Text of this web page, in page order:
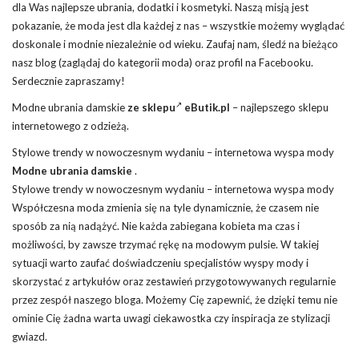
dla Was najlepsze ubrania, dodatki i kosmetyki. Naszą misją jest
pokazanie, że moda jest dla każdej z nas – wszystkie możemy wyglądać
doskonale i modnie niezależnie od wieku. Zaufaj nam, śledź na bieżąco
nasz blog (zaglądaj do kategorii moda) oraz profil na Facebooku.
Serdecznie zapraszamy!
Modne ubrania damskie ze sklepu eButik.pl – najlepszego sklepu
internetowego z odzieżą.
Stylowe trendy w nowoczesnym wydaniu – internetowa wyspa mody
Modne ubrania damskie .
Stylowe trendy w nowoczesnym wydaniu – internetowa wyspa mody
Współczesna moda zmienia się na tyle dynamicznie, że czasem nie
sposób za nią nadążyć. Nie każda zabiegana kobieta ma czas i
możliwości, by zawsze trzymać rękę na modowym pulsie. W takiej
sytuacji warto zaufać doświadczeniu specjalistów wyspy mody i
skorzystać z artykułów oraz zestawień przygotowywanych regularnie
przez zespół naszego bloga. Możemy Cię zapewnić, że dzięki temu nie
ominie Cię żadna warta uwagi ciekawostka czy inspiracja ze stylizacji
gwiazd.